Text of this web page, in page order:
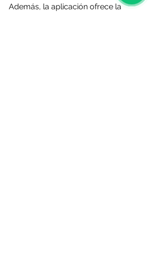
Además, la aplicación ofrece la